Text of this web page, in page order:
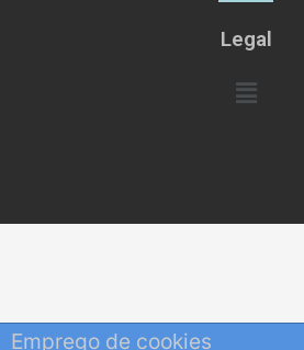
Legal
Menú
Emprego de cookies